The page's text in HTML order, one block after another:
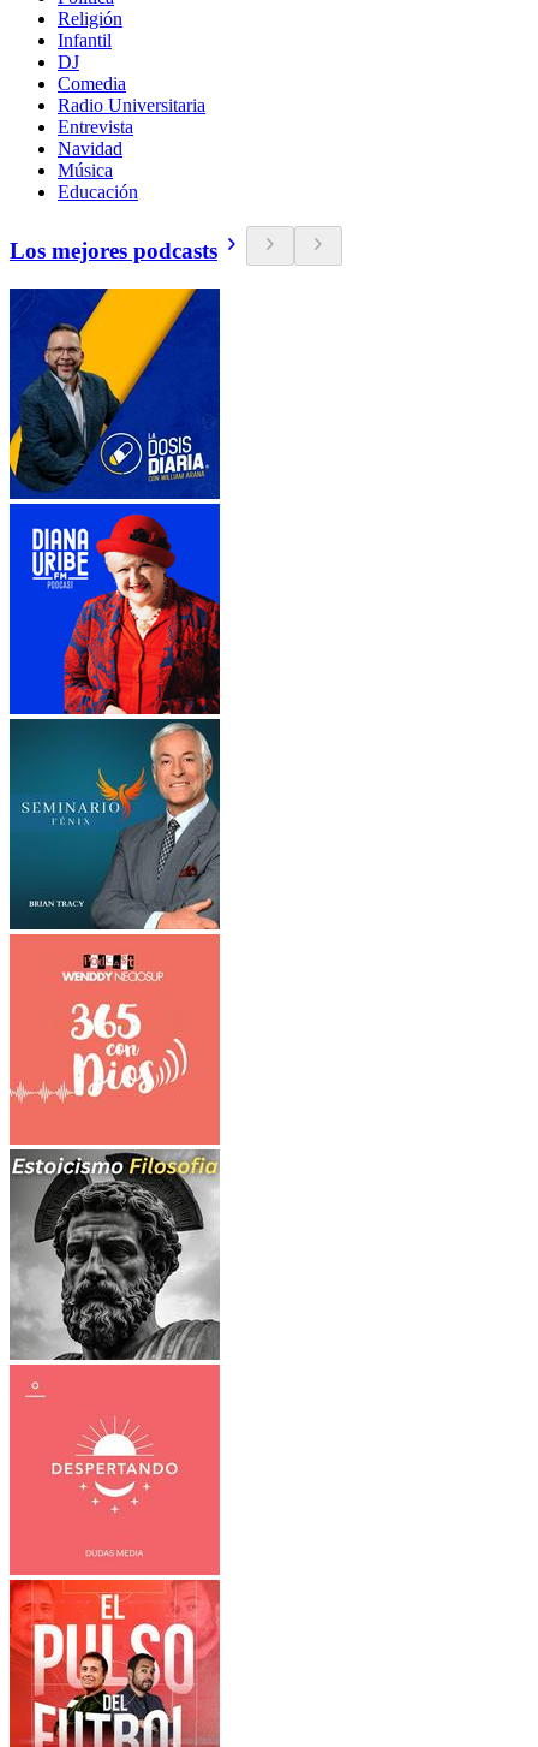
Religión
Infantil
DJ
Comedia
Radio Universitaria
Entrevista
Navidad
Música
Educación
Los mejores podcasts